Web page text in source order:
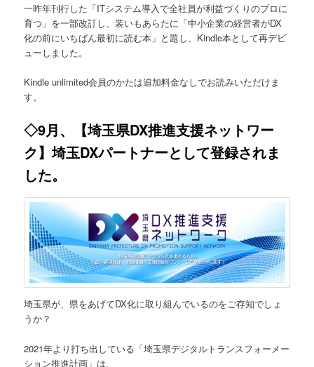
一昨年刊行した「ITシステム導入で全社員が利益づくりのプロに
育つ」を一部改訂し、装いもあらたに「中小企業の経営者がDX
化の前にいちばん最初に読む本」と題し、Kindle本として再デビ
ューしました。
Kindle unlimited会員のかたは追加料金なしでお読みいただけま
す。
◇9月、【埼玉県DX推進支援ネットワー
ク】埼玉DXパートナーとして登録されま
した。
埼玉県が、県をあげてDX化に取り組んでいるのをご存知でしょ
うか？
2021年より打ち出している「埼玉県デジタルトランスフォーメー
ション推進計画」は、